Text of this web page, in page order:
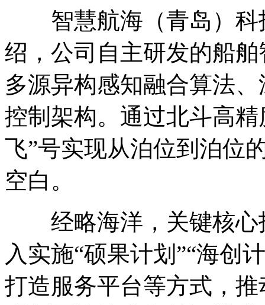
智慧航海（青岛）科
绍，公司自主研发的船
多源异构感知融合算法
控制架构。通过北斗高
飞”号实现从泊位到泊位
空白。
经略海洋，关键核心
入实施“硕果计划”“海创
打造服务平台等方式，